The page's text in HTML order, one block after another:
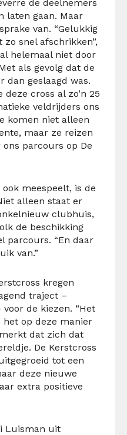
de deelnemers
laten gaan. Maar
van. “Gelukkig
snel afschrikken”,
helemaal niet door
als gevolg dat de
dan geslaagd was.
cross al zo’n 25
veldrijders ons
komen niet alleen
maar ze reizen
parcours op De
meespeelt, is de
alleen staat er
clubhuis,
de beschikking
parcours. “En daar
van.”
kregen
traject –
de kiezen. “Het
het op deze manier
dat zich dat
De Kerstcross
tot een
deze nieuwe
extra positieve
Luisman uit